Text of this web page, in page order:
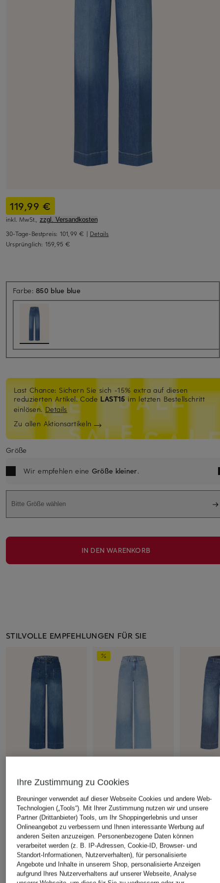
119,99 €
inkl. MwSt., zzgl. Versandkosten
30-Tage-Bestpreis: 101,99 € | Details
Ursprünglich: 159,95 €
Farbe:850 blue blue
Last Chance: Sichern Sie sich -15% extra auf diesen
reduzierten Artikel. Code LAST15im letzten Bestellschritt
einlösen.Details
Zu allen Aktionsartikeln
Größe
Wir empfehlen eine Größe kleiner.
Bitte Größe wählen
IN DEN WARENKORB
STILVOLLE EMPFEHLUNGEN FÜR SIE
RAFFAELLO ROSSI
Jeans-Culotte MIRU
129,99 €
Bestpreis:99,99 €
Ursprünglich:169,95 €
RAFFAELLO ROSSI
Wide Leg Jeans SENA
79,99 €
Bestpreis:152,96 €
Ursprünglich:179,95 €
Jeans-
129,99 €
Bestpreis:
Ursprünglich:
ÄHNLICHE ARTIKEL ENTDECKEN
Ihre Zustimmung zu Cookies
Breuninger verwendet auf dieser Webseite Cookies und andere Web-
Technologien („Tools“). Mit Ihrer Zustimmung nutzen wir und unsere
Partner (Drittanbieter) Tools, um Ihr Shoppingerlebnis und unser
Onlineangebot zu verbessern und Ihnen interessante Werbung auf
anderen Seiten anzuzeigen. Personenbezogene Daten können
verarbeitet werden (z. B. IP-Adressen, Cookie-ID, Browser- und
Standort-Informationen, Nutzerverhalten), für personalisierte
Angebote und Inhalte in unserem Shop, personalisierte Anzeigen
aufgrund Ihres Nutzerverhaltens auf unserer Webseite, Analyse